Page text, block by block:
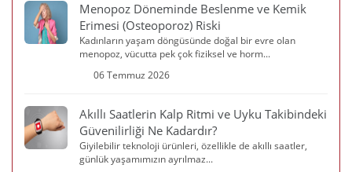
Menopoz Döneminde Beslenme ve Kemik
Erimesi (Osteoporoz) Riski
Kadınların yaşam döngüsünde doğal bir evre olan
menopoz, vücutta pek çok fiziksel ve horm...
06 Temmuz 2026
Akıllı Saatlerin Kalp Ritmi ve Uyku Takibindeki
Güvenilirliği Ne Kadardır?
Giyilebilir teknoloji ürünleri, özellikle de akıllı saatler,
günlük yaşamımızın ayrılmaz...